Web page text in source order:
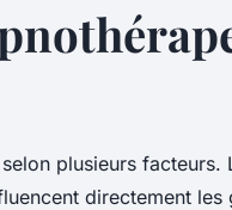
plusieurs facteurs.
directement les